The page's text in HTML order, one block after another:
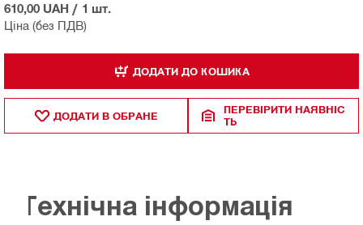
Ціна (без ПДВ)
610,00 UAH / 1 шт.
ДОДАТИ ДО КОШИКА
ДОДАТИ В ОБРАНЕ
ПЕРЕВІРИТИ НАЯВНІС
ТЬ
Технічна інформація